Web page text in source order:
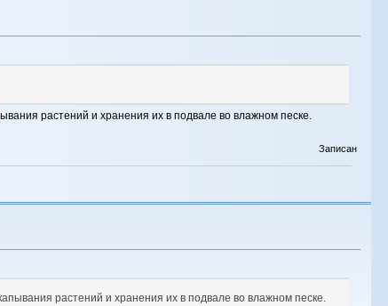
растений и хранения их в подвале во влажном песке.
Записан
растений и хранения их в подвале во влажном песке.